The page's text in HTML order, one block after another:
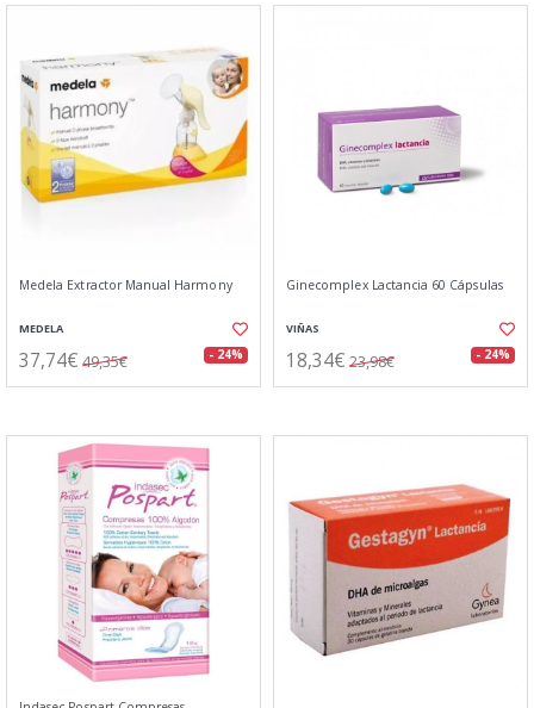
Medela Extractor Manual Harmony
MEDELA
37,74€ 49,35€ - 24%
Ginecomplex Lactancia 60 Cápsulas
VIÑAS
18,34€ 23,98€ - 24%